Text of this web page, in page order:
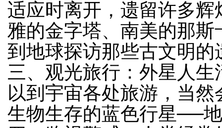
适应时离开，遗留许多
雅的金字塔、南美的那
到地球探访那些古文明的
三、观光旅行：外星人
以到宇宙各处旅游，当
生物生存的蓝色行星──